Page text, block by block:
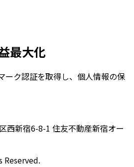
最大化
ーク認証を取得し、個人情報の保
西新宿6-8-1 住友不動産新宿オー
Reserved.